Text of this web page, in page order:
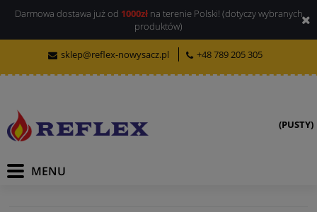
Darmowa dostawa już od 1000złna terenie Polski! (dotyczy wybranych
produktów)
sklep@reflex-nowysacz.pl +48 789 205 305
(PUSTY)